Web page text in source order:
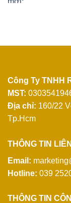
Công Ty TNHH
MST:
Địa chỉ: 160/22
Tp.Hcm
THÔNG TIN
Email:
Hotline: 039
THÔNG TIN